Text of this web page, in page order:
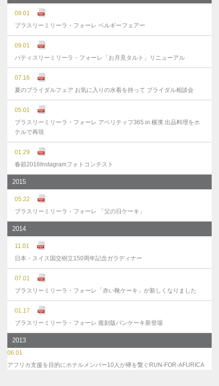
09.01
ブラスリーミリーラ・フォーレ ベルギーフェアー
09.01
パティスリーミリーラ・フォーレ「お月見タルト」リニューアル
07.16
夏のブライダルフェア お気に入りの水着を持って ブライダル相談会
05.01
ブラスリーミリーラ・フォーレ アペリティフ365 in 横濱 出品料理をホ
テルで再現
01.29
春節2016Instagramフォトコンテスト
2015
05.22
ブラスリーミリーラ・フォーレ 「父の日ケーキ」
2014
11.01
日本・スイス国交樹立150周年記念ガラディナー
07.01
ブラスリーミリーラ・フォーレ「赤い靴ケーキ」が新しくなりました
01.17
ブラスリーミリーラ・フォーレ 復刻版パンケーキ新登場
2013
06.01
アフリカ支援を目的にホテルメンバー10人が襷を繋ぐRUN-FOR-AFURICA